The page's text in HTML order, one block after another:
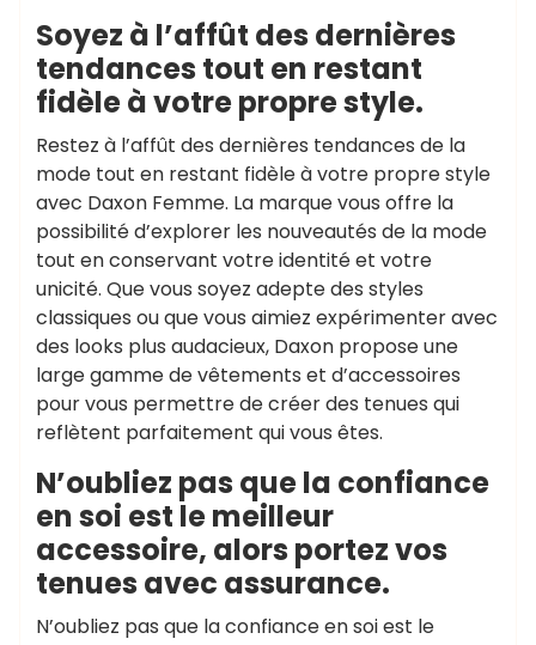
Soyez à l’affût des dernières
tendances tout en restant
fidèle à votre propre style.
Restez à l’affût des dernières tendances de la
mode tout en restant fidèle à votre propre style
avec Daxon Femme. La marque vous offre la
possibilité d’explorer les nouveautés de la mode
tout en conservant votre identité et votre
unicité. Que vous soyez adepte des styles
classiques ou que vous aimiez expérimenter avec
des looks plus audacieux, Daxon propose une
large gamme de vêtements et d’accessoires
pour vous permettre de créer des tenues qui
reflètent parfaitement qui vous êtes.
N’oubliez pas que la confiance
en soi est le meilleur
accessoire, alors portez vos
tenues avec assurance.
N’oubliez pas que la confiance en soi est le